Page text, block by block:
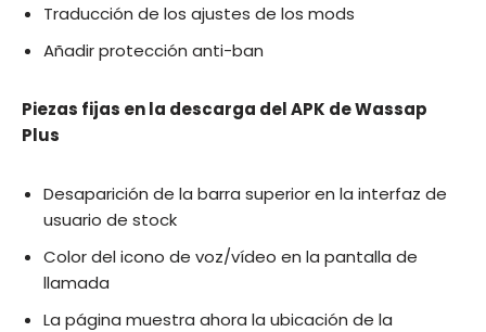
Traducción de los ajustes de los mods
Añadir protección anti-ban
Piezas fijas en la descarga del APK de Wassap
Plus
Desaparición de la barra superior en la interfaz de
usuario de stock
Color del icono de voz/vídeo en la pantalla de
llamada
La página muestra ahora la ubicación de la